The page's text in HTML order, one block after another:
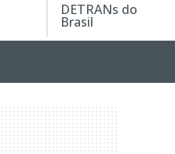
DETRANs do
Brasil